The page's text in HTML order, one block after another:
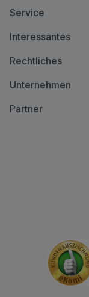
Service
Interessantes
Rechtliches
Unternehmen
Partner